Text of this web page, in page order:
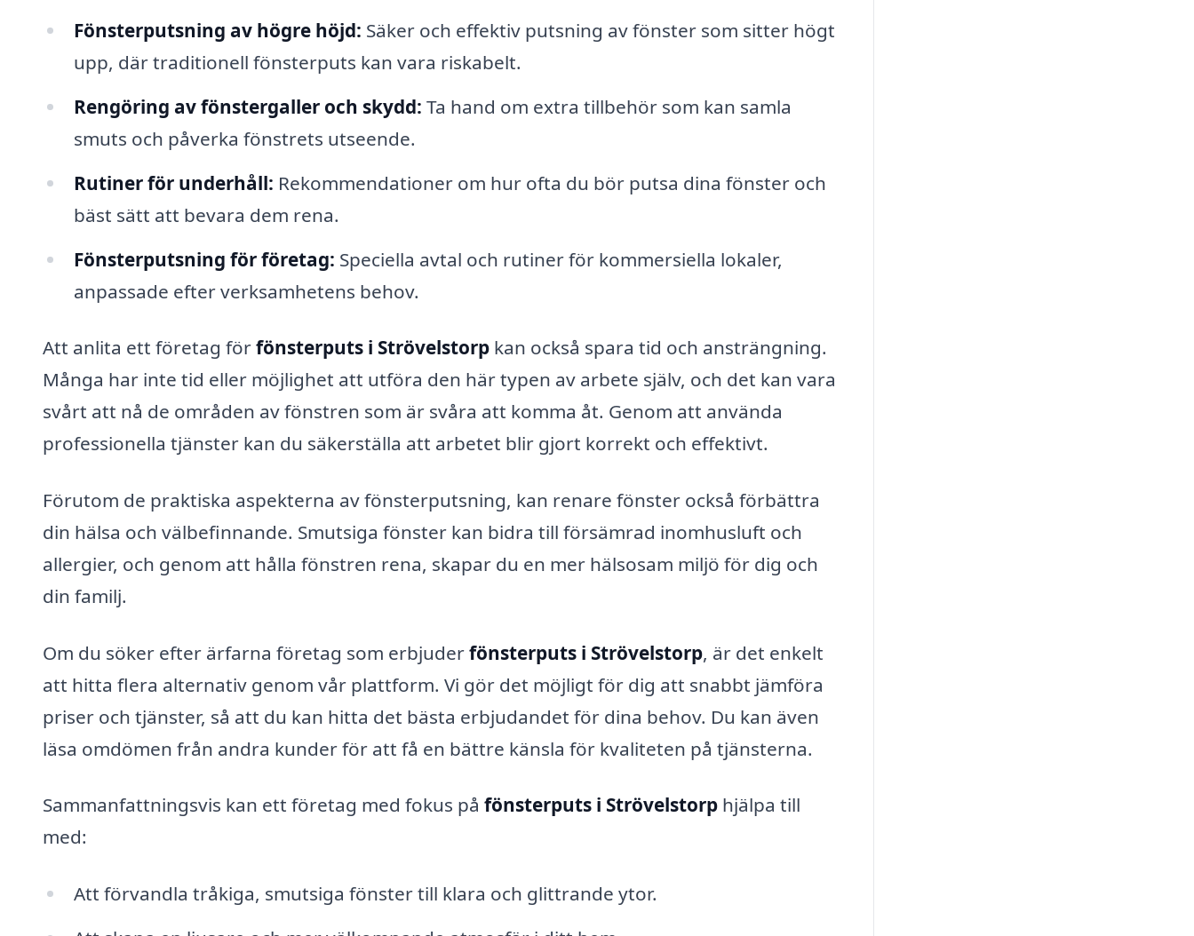
Fönsterputsning av högre höjd: Säker och effektiv putsning av fönster som sitter högt
upp, där traditionell fönsterputs kan vara riskabelt.
Rengöring av fönstergaller och skydd: Ta hand om extra tillbehör som kan samla
smuts och påverka fönstrets utseende.
Rutiner för underhåll: Rekommendationer om hur ofta du bör putsa dina fönster och
bäst sätt att bevara dem rena.
Fönsterputsning för företag: Speciella avtal och rutiner för kommersiella lokaler,
anpassade efter verksamhetens behov.
Att anlita ett företag förfönsterputs i Strövelstorp kan också spara tid och ansträngning.
Många har inte tid eller möjlighet att utföra den här typen av arbete själv, och det kan vara
svårt att nå de områden av fönstren som är svåra att komma åt. Genom att använda
professionella tjänster kan du säkerställa att arbetet blir gjort korrekt och effektivt.
Förutom de praktiska aspekterna av fönsterputsning, kan renare fönster också förbättra
din hälsa och välbefinnande. Smutsiga fönster kan bidra till försämrad inomhusluft och
allergier, och genom att hålla fönstren rena, skapar du en mer hälsosam miljö för dig och
din familj.
Om du söker efter ärfarna företag som erbjuderfönsterputs i Strövelstorp, är det enkelt
att hitta flera alternativ genom vår plattform. Vi gör det möjligt för dig att snabbt jämföra
priser och tjänster, så att du kan hitta det bästa erbjudandet för dina behov. Du kan även
läsa omdömen från andra kunder för att få en bättre känsla för kvaliteten på tjänsterna.
Sammanfattningsvis kan ett företag med fokus på fönsterputs i Strövelstorp hjälpa till
med:
Att förvandla tråkiga, smutsiga fönster till klara och glittrande ytor.